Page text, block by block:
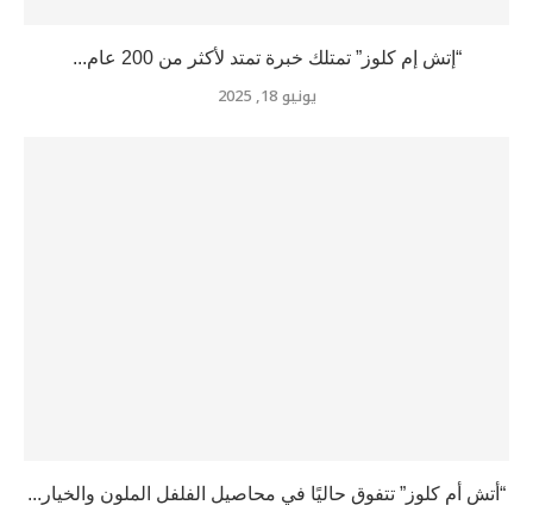
“إتش إم كلوز” تمتلك خبرة تمتد لأكثر من 200 عام...
يونيو 18, 2025
“أتش أم كلوز” تتفوق حاليًا في محاصيل الفلفل الملون والخيار...